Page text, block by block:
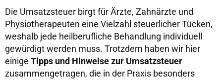
Die Umsatzsteuer birgt für Ärzte, Zahnärzte und
Physiotherapeuten eine Vielzahl steuerlicher Tücken,
weshalb jede heilberufliche Behandlung individuell
gewürdigt werden muss. Trotzdem haben wir hier
einige Tipps und Hinweise zur Umsatzsteuer
zusammengetragen, die in der Praxis besonders